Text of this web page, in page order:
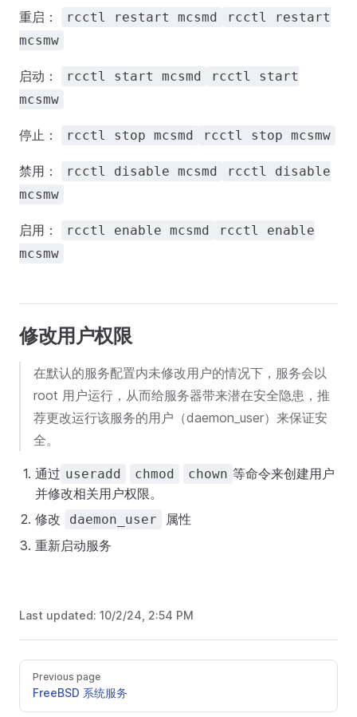
重启： rcctl restart mcsmd
rcctl restart
mcsmw
启动： rcctl start mcsmd
rcctl start
mcsmw
停止： rcctl stop mcsmd rcctl stop mcsmw
禁用： rcctl disable mcsmd
rcctl disable
mcsmw
启用： rcctl enable mcsmd
rcctl enable
mcsmw
修改用户权限
在默认的服务配置内未修改用户的情况下，服务会以
root 用户运行，从而给服务器带来潜在安全隐患，推
荐更改运行该服务的用户（daemon_user）来保证安
全。
通过 useradd chmod chown 等命令来创建用户
并修改相关用户权限。
修改
daemon_user
属性
重新启动服务
Last updated: 10/2/24, 2:54 PM
Previous page
FreeBSD 系统服务